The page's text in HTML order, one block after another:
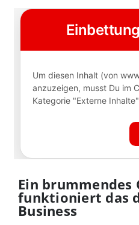
Ein brummendes
funktioniert das
Business